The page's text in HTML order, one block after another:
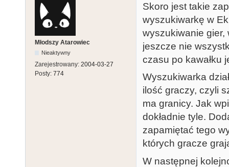
Młodszy Atarowiec
Nieaktywny
Zarejestrowany: 2004-03-27
Posty: 774
Skoro jest takie
wyszukiwarkę w
wyszukiwanie gier,
jeszcze nie
czasu po kawałku
Wyszukiwarka
ilość graczy, czyli
ma granicy. Jak
dokładnie tyle.
zapamiętać tego
których gracze
W następnej